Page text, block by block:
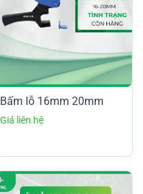
Bấm lỗ 16mm 20mm